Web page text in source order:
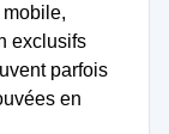
exclusifs
parfois
en